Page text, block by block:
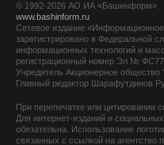
© 1992-2026 АО ИА «Башинформ».
www.bashinform.ru
Сетевое издание
зарегистрировано в Федеральной
информационных технологий и
регистрационный номер Эл №
Учредитель Акционерное
Главный редактор Шарафутдинов
При перепечатке или цитировании
Для интернет-изданий и
обязательна. Использование
связанных с ссылкой на агентство